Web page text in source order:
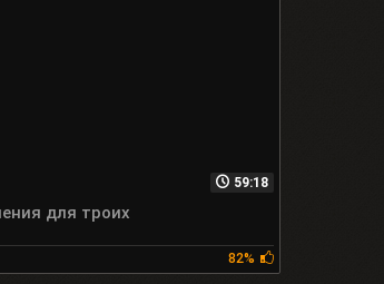
59:18
для троих
82%